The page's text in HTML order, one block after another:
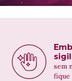
sem
fique